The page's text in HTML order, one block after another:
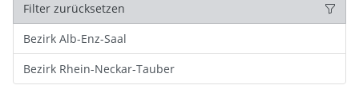
Filter zurücksetzen
Bezirk Alb-Enz-Saal
Bezirk Rhein-Neckar-Tauber